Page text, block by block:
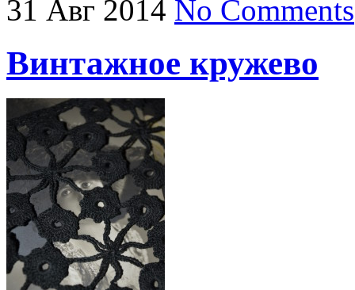
31 Авг 2014 No Comments
Винтажное кружево